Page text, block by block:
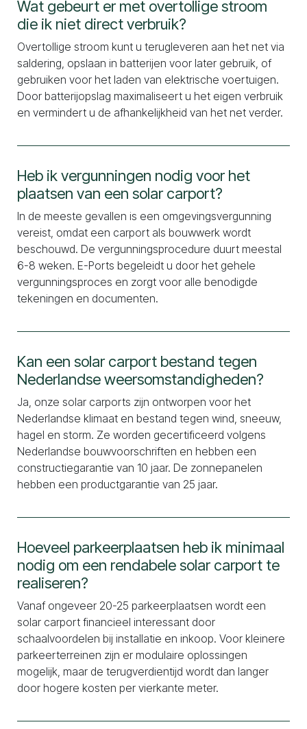
Wat gebeurt er met overtollige stroom
die ik niet direct verbruik?
Overtollige stroom kunt u terugleveren aan het net via
saldering, opslaan in batterijen voor later gebruik, of
gebruiken voor het laden van elektrische voertuigen.
Door batterijopslag maximaliseert u het eigen verbruik
en vermindert u de afhankelijkheid van het net verder.
Heb ik vergunningen nodig voor het
plaatsen van een solar carport?
In de meeste gevallen is een omgevingsvergunning
vereist, omdat een carport als bouwwerk wordt
beschouwd. De vergunningsprocedure duurt meestal
6-8 weken. E-Ports begeleidt u door het gehele
vergunningsproces en zorgt voor alle benodigde
tekeningen en documenten.
Kan een solar carport bestand tegen
Nederlandse weersomstandigheden?
Ja, onze solar carports zijn ontworpen voor het
Nederlandse klimaat en bestand tegen wind, sneeuw,
hagel en storm. Ze worden gecertificeerd volgens
Nederlandse bouwvoorschriften en hebben een
constructiegarantie van 10 jaar. De zonnepanelen
hebben een productgarantie van 25 jaar.
Hoeveel parkeerplaatsen heb ik minimaal
nodig om een rendabele solar carport te
realiseren?
Vanaf ongeveer 20-25 parkeerplaatsen wordt een
solar carport financieel interessant door
schaalvoordelen bij installatie en inkoop. Voor kleinere
parkeerterreinen zijn er modulaire oplossingen
mogelijk, maar de terugverdientijd wordt dan langer
door hogere kosten per vierkante meter.